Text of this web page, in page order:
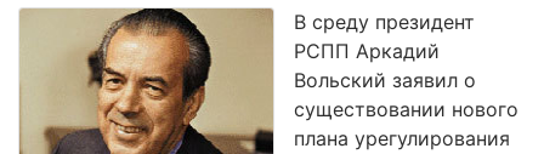
В среду президент
РСПП Аркадий
Вольский заявил о
существовании нового
плана урегулирования